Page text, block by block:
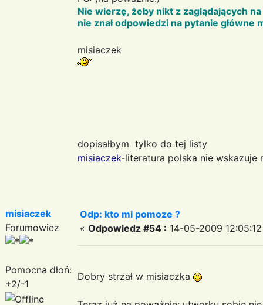
Nie wierzę, żeby nikt z zaglądających
nie znał odpowiedzi na pytanie główne
misiaczek
dopisałbym tylko do tej listy
misiaczek-literatura polska nie wskazuje
misiaczek
Forumowicz
Pomocna dłoń:
+2/-1
Odp: kto mi pomoze ?
« Odpowiedz #54 : 14-05-2009
Dobry strzał w misiaczka